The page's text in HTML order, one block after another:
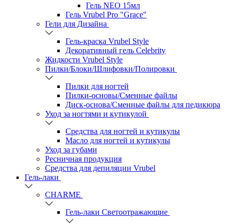
Гель NEO 15мл
Гель Vrubel Pro "Grace"
Гели для Дизайна
Гель-краска Vrubel Style
Декоративный гель Celebrity
Жидкости Vrubel Style
Пилки/Блоки/Шлифовки/Полировки
Пилки для ногтей
Пилки-основы/Сменные файлы
Диск-основа/Сменные файлы для педикюра
Уход за ногтями и кутикулой
Средства для ногтей и кутикулы
Масло для ногтей и кутикулы
Уход за губами
Ресничная продукция
Средства для депиляции Vrubel
Гель-лаки
СHARME
Гель-лаки Светоотражающие